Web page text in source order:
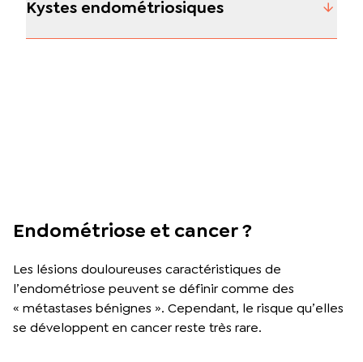
Kystes endométriosiques
Endométriose et cancer ?
Les lésions douloureuses caractéristiques de
l’endométriose peuvent se définir comme des
« métastases bénignes ». Cependant, le risque qu’elles
se développent en cancer reste très rare.